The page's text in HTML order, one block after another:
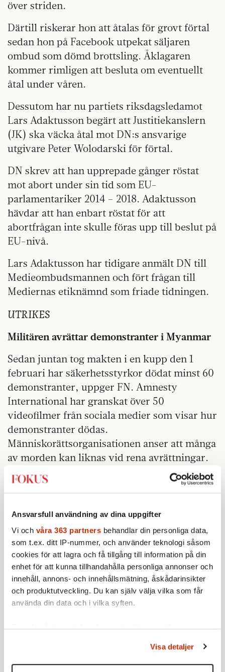
Ansvarsfull användning av dina uppgifter
Vi och våra 363 partners behandlar din personliga data,
som t.ex. ditt IP-nummer, och använder teknologi såsom
cookies för att lagra och få tillgång till information på din
enhet för att kunna tillhandahålla personliga annonser och
innehåll, annons- och innehållsmätning, åskådarinsikter
och produktutveckling. Du kan själv välja vilka som får
använda din data och i vilka syften.
Ta reda på mer om hur dina personliga uppgifter
Du kan ändra eller dra tillbaka ditt samtycke när som
helst från cookie-förklaringen.
Visa detaljer
över striden.
Därtill riskerar hon att åtalas för grovt förtal
sedan hon på Facebook utpekat säljaren
ombud som dömd brottsling. Åklagaren
kommer rimligen att besluta om eventuellt
åtal under våren.
Dessutom har nu partiets riksdagsledamot
Lars Adaktusson begärt att Justitiekanslern
(JK) ska väcka åtal mot DN:s ansvarige
utgivare Peter Wolodarski för förtal.
DN skrev att han upprepade gånger röstat
mot abort under sin tid som EU-
parlamentariker 2014 – 2018. Adaktusson
hävdar att han enbart röstat för att
abortfrågan inte skulle föras upp till beslut på
EU-nivå.
Lars Adaktusson har tidigare anmält DN till
Medieombudsmannen och fört frågan till
Mediernas etiknämnd som friade tidningen.
UTRIKES
Militären avrättar demonstranter i Myanmar
Sedan juntan tog makten i en kupp den 1
februari har säkerhetsstyrkor dödat minst 60
demonstranter, uppger FN. Amnesty
International har granskat över 50
videofilmer från sociala medier som visar hur
demonstranter dödas.
Människorättsorganisationen anser att många
av morden kan liknas vid rena avrättningar.
Militären har tidigare sagt att de agerar
återhållsamt gentemot de enorma protester
Men enligt Amnesty har prickskyttegevär
och kulsprutor använts mot demonstranter.
Omkring 2.000 personer har också gripits.
Militärjuntan har avsatt den folkvalda
ledaren Aung San Suu Kyi och hennes
regering. En rad folkvalda politiker har
regeringspartiet NLD har dött.
helikopterpengar